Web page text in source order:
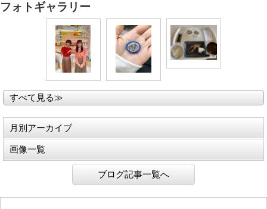
フォトギャラリー
すべて見る≫
月別アーカイブ
画像一覧
ブログ記事一覧へ